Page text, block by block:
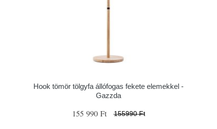
Hook tömör tölgyfa állófogas fekete elemekkel -
Gazzda
155 990 Ft 155990 Ft